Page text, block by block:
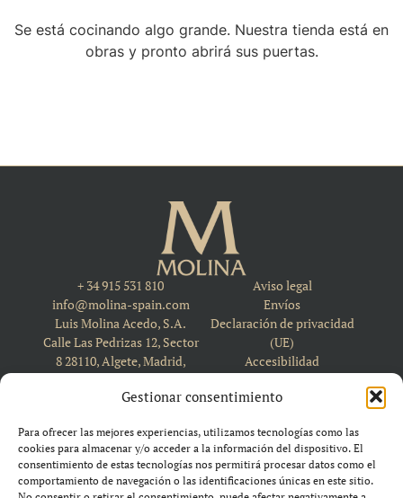
Gestionar consentimiento
Para ofrecer las mejores experiencias, utilizamos tecnologías como las
cookies para almacenar y/o acceder a la información del dispositivo. El
consentimiento de estas tecnologías nos permitirá procesar datos como el
comportamiento de navegación o las identificaciones únicas en este sitio.
Se está cocinando algo grande. Nuestra tienda está en
obras y pronto abrirá sus puertas.
+ 34 915 531 810
info@molina-spain.com
Luis Molina Acedo, S.A.
Calle Las Pedrizas 12, Sector
8 28110, Algete, Madrid,
Aviso legal
Envíos
Declaración de privacidad
(UE)
Accesibilidad